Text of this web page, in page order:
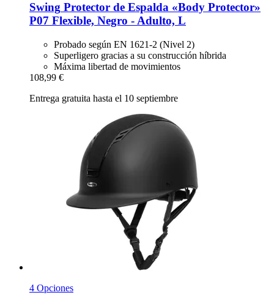
Swing Protector de Espalda «Body Protector»
P07 Flexible, Negro -​ Adulto, L
Probado según EN 1621-2 (Nivel 2)
Superligero gracias a su construcción híbrida
Máxima libertad de movimientos
108,99 €
Entrega gratuita hasta el 10 septiembre
4 Opciones